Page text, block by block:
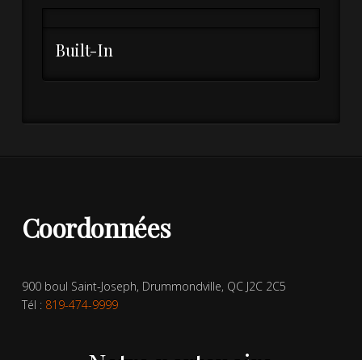
Built-In
Coordonnées
900 boul Saint-Joseph, Drummondville, QC J2C 2C5
Tél : 819-474-9999